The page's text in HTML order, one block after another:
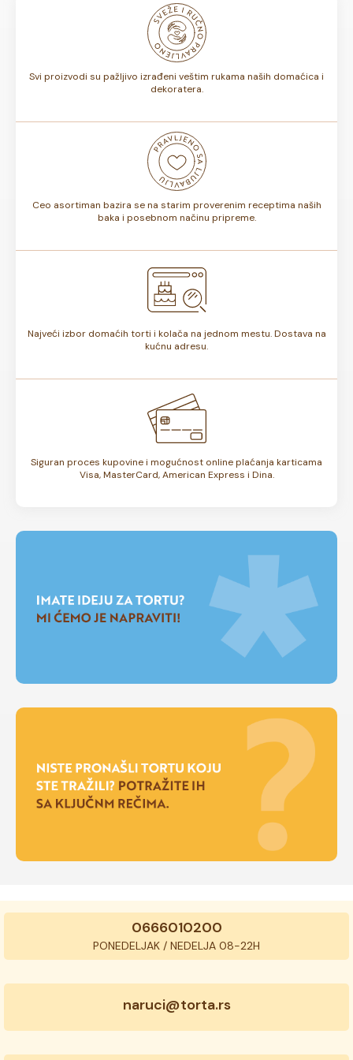
odnosno, da li sadrže voće ili ne, rok trajanja torte može
biti od 7 do 10 dana. Rok trajanja je istaknut na deklaraciji
Svi proizvodi su pažljivo izrađeni veštim rukama naših domaćica i
dekoratera.
Ceo asortiman bazira se na starim proverenim receptima naših
baka i posebnom načinu pripreme.
Najveći izbor domaćih torti i kolača na jednom mestu. Dostava na
kućnu adresu.
Siguran proces kupovine i mogućnost online plaćanja karticama
Visa, MasterCard, American Express i Dina.
0666010200
PONEDELJAK / NEDELJA 08-22H
naruci@torta.rs